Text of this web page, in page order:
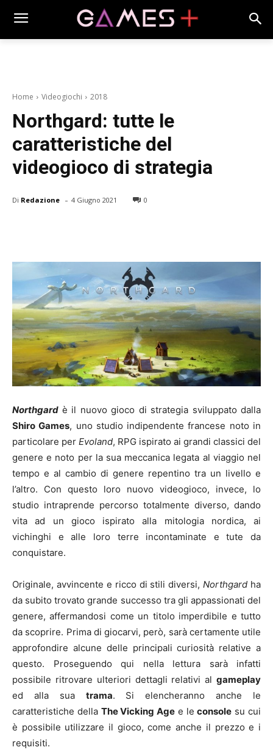
Home Videogiochi 2018
Northgard: tutte le
caratteristiche del
videogioco di strategia
Di Redazione - 4 Giugno 2021 0
Northgard è il nuovo gioco di strategia sviluppato dalla
Shiro Games, uno studio indipendente francese noto in
particolare per Evoland, RPG ispirato ai grandi classici del
genere e noto per la sua meccanica legata al viaggio nel
tempo e al cambio di genere repentino tra un livello e
l’altro. Con questo loro nuovo videogioco, invece, lo
studio intraprende percorso totalmente diverso, dando
vita ad un gioco ispirato alla mitologia nordica, ai
vichinghi e alle loro terre incontaminate e tute da
conquistare.
Originale, avvincente e ricco di stili diversi,Northgard ha
da subito trovato grande successo tra gli appassionati del
genere, affermandosi come un titolo imperdibile e tutto
da scoprire. Prima di giocarvi, però, sarà certamente utile
approfondire alcune delle principali curiosità relative a
questo. Proseguendo qui nella lettura sarà infatti
possibile ritrovare ulteriori dettagli relativi al gameplay
ed alla sua trama. Si elencheranno anche le
caratteristiche della The Vicking Age e leconsole su cui
è possibile utilizzare il gioco, come anche il prezzo e i
requisiti.